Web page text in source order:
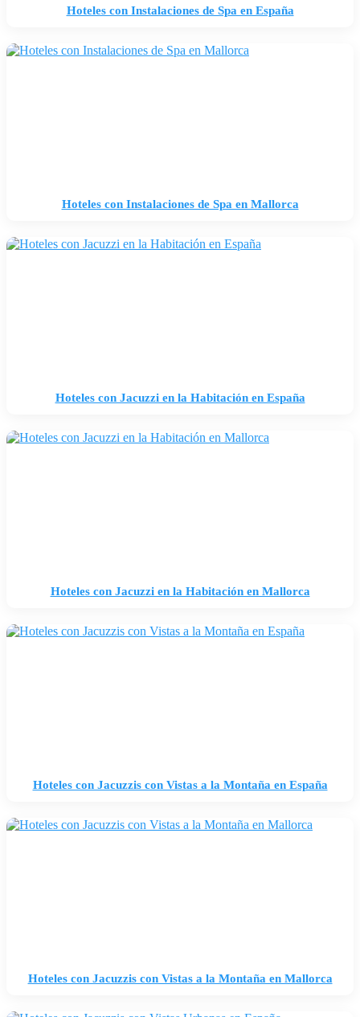
Hoteles con Instalaciones de Spa en España
Hoteles con Instalaciones de Spa en Mallorca
Hoteles con Jacuzzi en la Habitación en España
Hoteles con Jacuzzi en la Habitación en Mallorca
Hoteles con Jacuzzis con Vistas a la Montaña en España
Hoteles con Jacuzzis con Vistas a la Montaña en Mallorca